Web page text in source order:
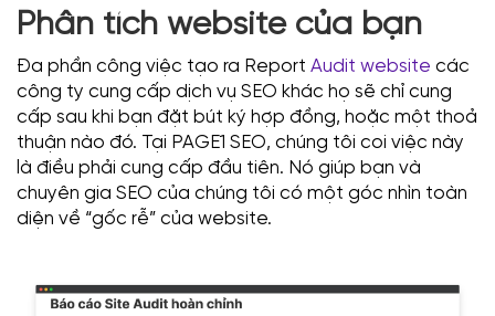
Phân tích website của bạn
Đa phần công việc tạo ra Report Audit website các
công ty cung cấp dịch vụ SEO khác họ sẽ chỉ cung
cấp sau khi bạn đặt bút ký hợp đồng, hoặc một thoả
thuận nào đó. Tại PAGE1 SEO, chúng tôi coi việc này
là điều phải cung cấp đầu tiên. Nó giúp bạn và
chuyên gia SEO của chúng tôi có một góc nhìn toàn
diện về “gốc rễ” của website.